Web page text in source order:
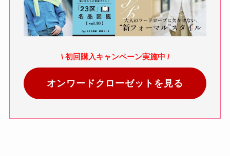
\ 初回購入キャンペーン実施中 /
オンワードクローゼットを見る